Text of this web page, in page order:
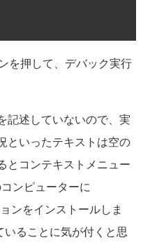
を押して、デバック実行
記述していないので、実
といったテキストは空の
とコンテキストメニュー
ンピューターに
ンをインストールしま
ることに気が付くと思